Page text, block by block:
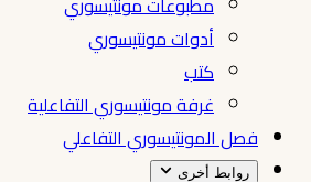
أدوات مونتيسوري
كتب
غرفة مونتيسوري التفاعلية
فصل المونتيسوري التفاعلي
روابط أخرى